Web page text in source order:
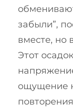
забыли”,
вместе, но
Этот
ощущение